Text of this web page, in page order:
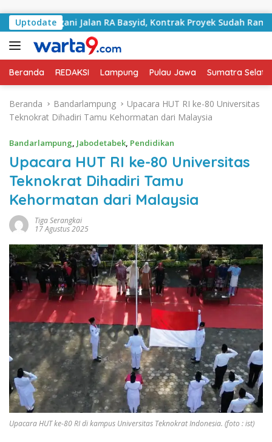
Uptodate
Jalan RA Basyid, Kontrak Proyek Sudah Rampung
Beranda REDAKSI Lampung Pulau Jawa Sumatra
Beranda Bandarlampung
Upacara HUT RI ke-80 Universitas
Teknokrat Dihadiri Tamu Kehormatan dari Malaysia
Bandarlampung, Jabodetabek, Pendidikan
Upacara HUT RI ke-80 Universitas
Teknokrat Dihadiri Tamu
Kehormatan dari Malaysia
Tiga Serangkai
17 Agustus 2025
Upacara HUT ke-80 RI di kampus Universitas Teknokrat Indonesia. (foto : ist)